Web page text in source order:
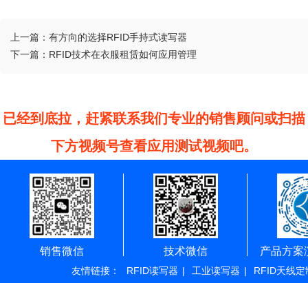
上一篇： 有方向的选择RFID手持式读写器
下一篇： RFID技术在衣服租赁如何应用管理
已经到底拉，赶紧联系我们专业的销售顾问或扫描
下方视频号查看应用测试视频吧。
销售微信 技术微信 产品方案
友情链接： RFID读写器 | 工业读写器 | RFID天线定